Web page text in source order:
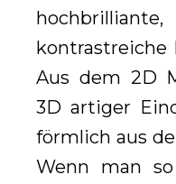
kontrastreiche
Aus dem 2D
3D artiger
förmlich aus
Wenn man